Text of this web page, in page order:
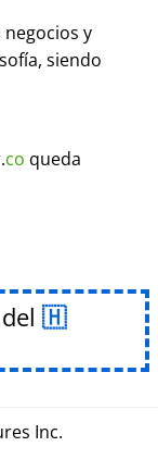
y
siendo
co queda
Inc.